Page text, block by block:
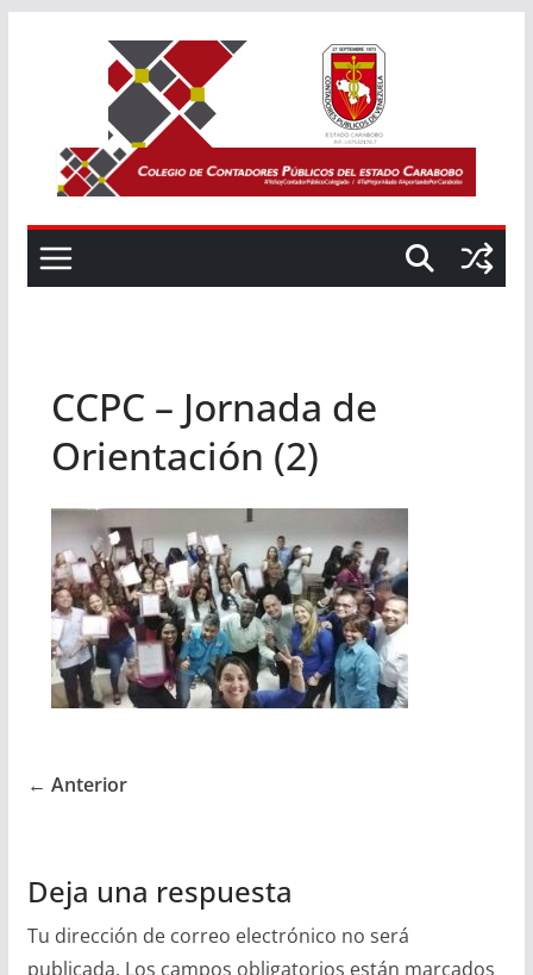
CCPC – Jornada de
Orientación (2)
← Anterior
Deja una respuesta
Tu dirección de correo electrónico no será
publicada. Los campos obligatorios están marcados